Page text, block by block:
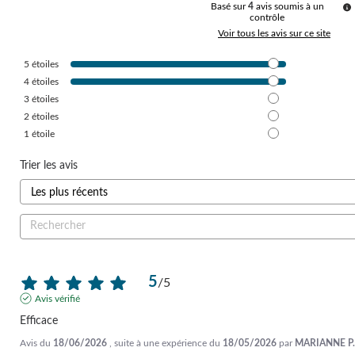
Basé sur4 avis soumis à un
contrôle
Voir tous les avis sur ce site
5 étoiles
4 étoiles
3 étoiles
2 étoiles
1 étoile
Trier les avis
5/5
Avis vérifié
Efficace
Avis du 18/06/2026 , suite à une expérience du 18/05/2026 par MARIANNE P.